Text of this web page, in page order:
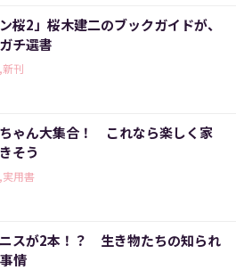
桜2」桜木建二のブックガイドが、
チ選書
刊
ゃん大集合！ これなら楽しく家
そう
実用書
スが2本！？ 生き物たちの知られ
情